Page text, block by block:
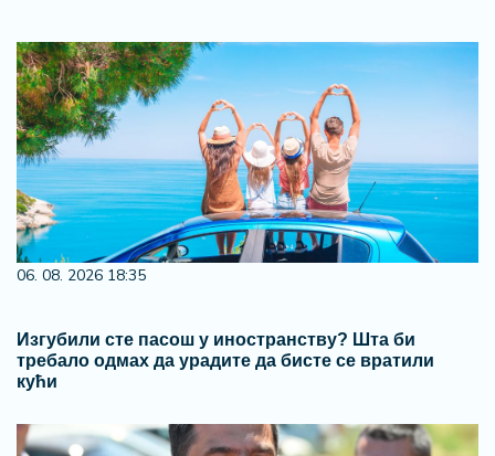
06. 08. 2026 18:35
Изгубили сте пасош у иностранству? Шта би
требало одмах да урадите да бисте се вратили
кући